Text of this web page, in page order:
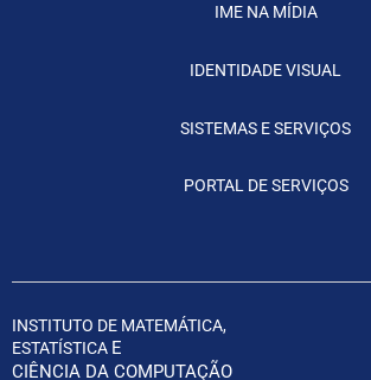
IME NA MÍDIA
IDENTIDADE VISUAL
SISTEMAS E SERVIÇOS
PORTAL DE SERVIÇOS
INSTITUTO DE MATEMÁTICA,
ESTATÍSTICA E
CIÊNCIA DA COMPUTAÇÃO